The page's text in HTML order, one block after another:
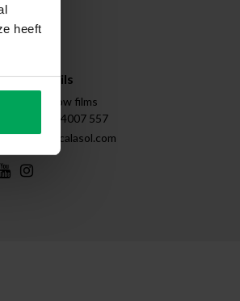
heeft
& Tricks
details
| Window films
+31 (0)85 - 4007 557
support@scalasol.com